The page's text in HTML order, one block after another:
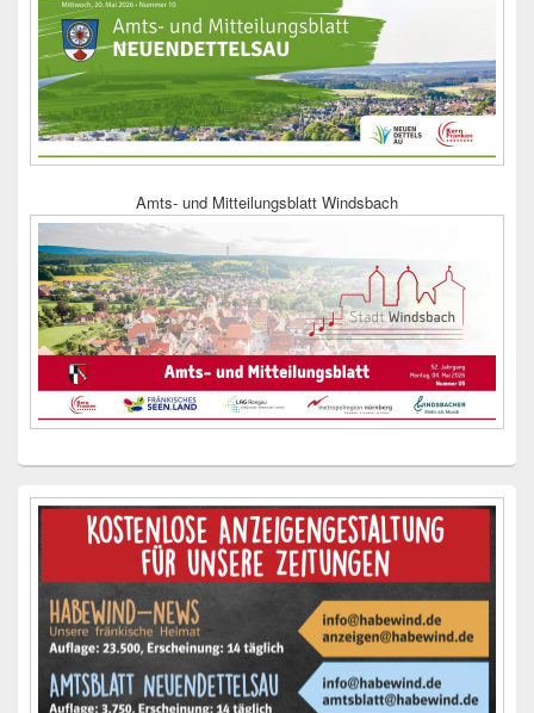
Amts- und Mitteilungsblatt Windsbach